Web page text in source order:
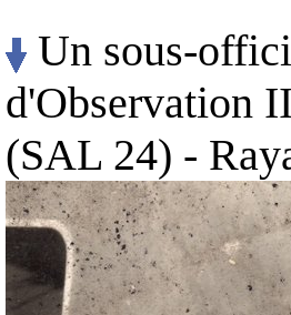
Un sous-
d'Observation
(SAL 24) -